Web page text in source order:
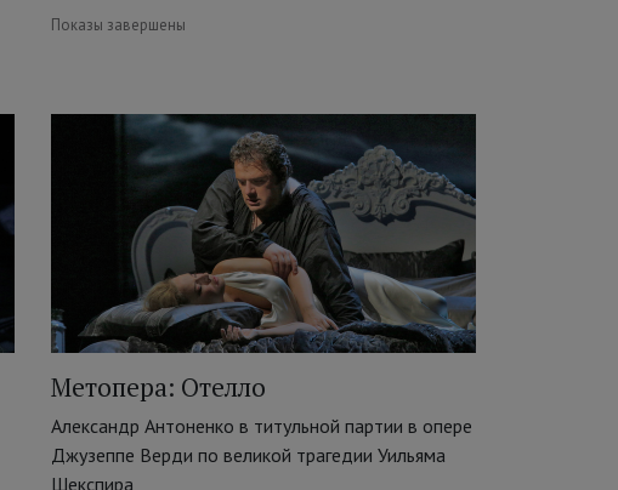
Показы завершены
Метопера: Отелло
Александр Антоненко в титульной партии в опере
Джузеппе Верди по великой трагедии Уильяма
Шекспира